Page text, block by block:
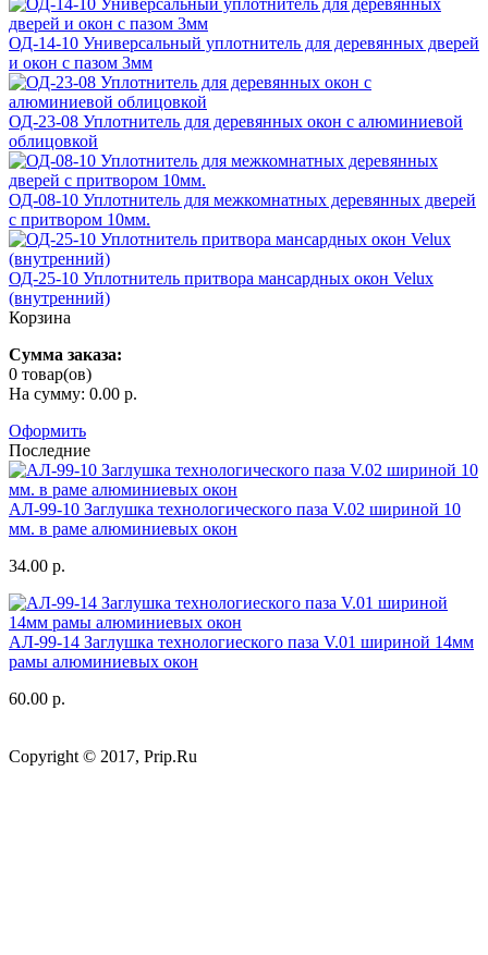
ОД-14-10 Универсальный уплотнитель для деревянных дверей
и окон с пазом 3мм
ОД-23-08 Уплотнитель для деревянных окон с алюминиевой
облицовкой
ОД-08-10 Уплотнитель для межкомнатных деревянных дверей
с притвором 10мм.
ОД-25-10 Уплотнитель притвора мансардных окон Velux
(внутренний)
Корзина
Сумма заказа:
0 товар(ов)
На сумму: 0.00 р.
Оформить
Последние
АЛ-99-10 Заглушка технологического паза V.02 шириной 10
мм. в раме алюминиевых окон
34.00 р.
АЛ-99-14 Заглушка технологиеского паза V.01 шириной 14мм
рамы алюминиевых окон
60.00 р.
Copyright © 2017, Prip.Ru